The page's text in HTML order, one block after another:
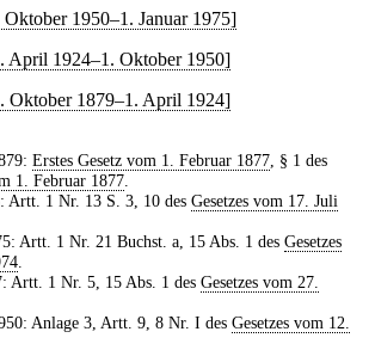
Oktober 1950–1. Januar 1975]
April 1924–1. Oktober 1950]
Oktober 1879–1. April 1924]
Erstes Gesetz vom 1. Februar 1877, § 1 des
1. Februar 1877
Artt. 1 Nr. 13 S. 3, 10 des Gesetzes vom 17. Juli
Artt. 1 Nr. 21 Buchst. a, 15 Abs. 1 des Gesetzes
Artt. 1 Nr. 5, 15 Abs. 1 des Gesetzes vom 27.
Anlage 3, Artt. 9, 8 Nr. I des Gesetzes vom 12.